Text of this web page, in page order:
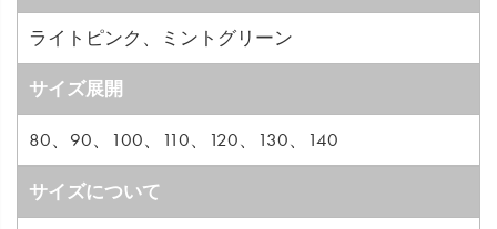
ライトピンク、ミントグリーン
サイズ展開
80、90、100、110、120、130、140
サイズについて